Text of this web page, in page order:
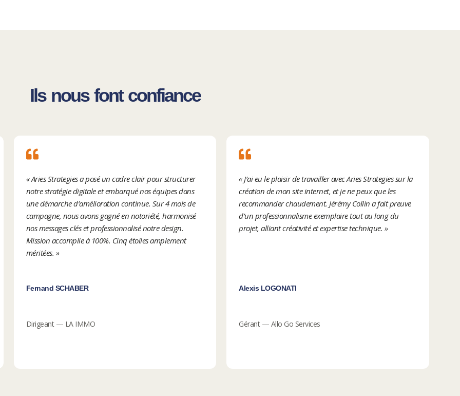
Ils nous font confiance
« Aries Strategies a posé un cadre clair pour structurer
notre stratégie digitale et embarqué nos équipes dans
une démarche d’amélioration continue. Sur 4 mois de
campagne, nous avons gagné en notoriété, harmonisé
nos messages clés et professionnalisé notre design.
Mission accomplie à 100%. Cinq étoiles amplement
méritées. »
Fernand SCHABER
Dirigeant — LA IMMO
« J’ai eu le plaisir de travailler avec Aries Strategies sur la
création de mon site internet, et je ne peux que les
recommander chaudement. Jérémy Collin a fait preuve
d’un professionnalisme exemplaire tout au long du
projet, alliant créativité et expertise technique. »
Alexis LOGONATI
Gérant — Allo Go Services